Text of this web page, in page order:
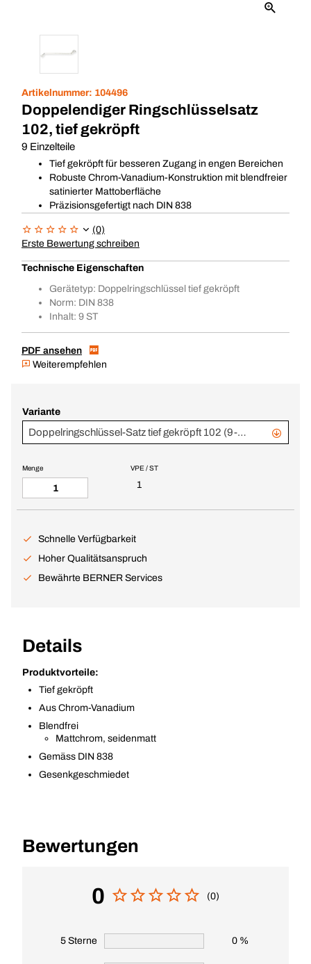
Artikelnummer: 104496
Doppelendiger Ringschlüsselsatz
102, tief gekröpft
9 Einzelteile
Tief gekröpft für besseren Zugang in engen Bereichen
Robuste Chrom-Vanadium-Konstruktion mit blendfreier
satinierter Mattoberfläche
Präzisionsgefertigt nach DIN 838
(0)
Erste Bewertung schreiben
Technische Eigenschaften
Gerätetyp: Doppelringschlüssel tief gekröpft
Norm: DIN 838
Inhalt: 9 ST
PDF ansehen
Weiterempfehlen
Variante
Doppelringschlüssel-Satz tief gekröpft 102 (9-teilig)
VPE / ST
1
Menge
Schnelle Verfügbarkeit
Hoher Qualitätsanspruch
Bewährte BERNER Services
Details
Produktvorteile:
Tief gekröpft
Aus Chrom-Vanadium
Blendfrei
Mattchrom, seidenmatt
Gemäss DIN 838
Gesenkgeschmiedet
Bewertungen
0 (0)
5 Sterne 0 %